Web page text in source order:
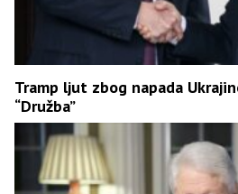
Tramp ljut zbog napada
“Družba”